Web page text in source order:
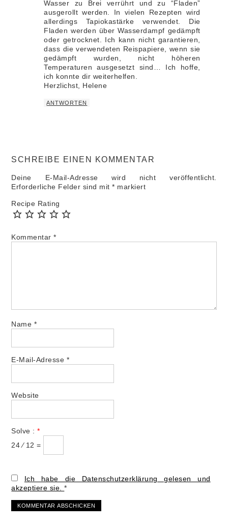
Wasser zu Brei verrührt und zu “Fladen”
ausgerollt werden. In vielen Rezepten wird
allerdings Tapiokastärke verwendet. Die
Fladen werden über Wasserdampf gedämpft
oder getrocknet. Ich kann nicht garantieren,
dass die verwendeten Reispapiere, wenn sie
gedämpft wurden, nicht höheren
Temperaturen ausgesetzt sind… Ich hoffe,
ich konnte dir weiterhelfen.
Herzlichst, Helene
ANTWORTEN
SCHREIBE EINEN KOMMENTAR
Deine E-Mail-Adresse wird nicht veröffentlicht.
Erforderliche Felder sind mit* markiert
Recipe Rating
Kommentar*
Name *
E-Mail-Adresse *
Website
Solve :*
24 ⁄ 12 =
Ich habe die Datenschutzerklärung gelesen und
akzeptiere sie.*